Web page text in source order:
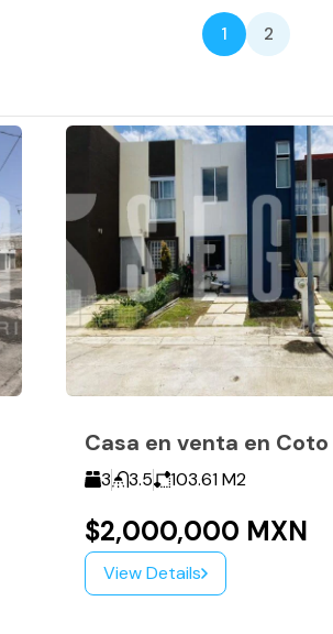
1 2
3 3.5 103.61M2
$2,000,000 MXN
View Details